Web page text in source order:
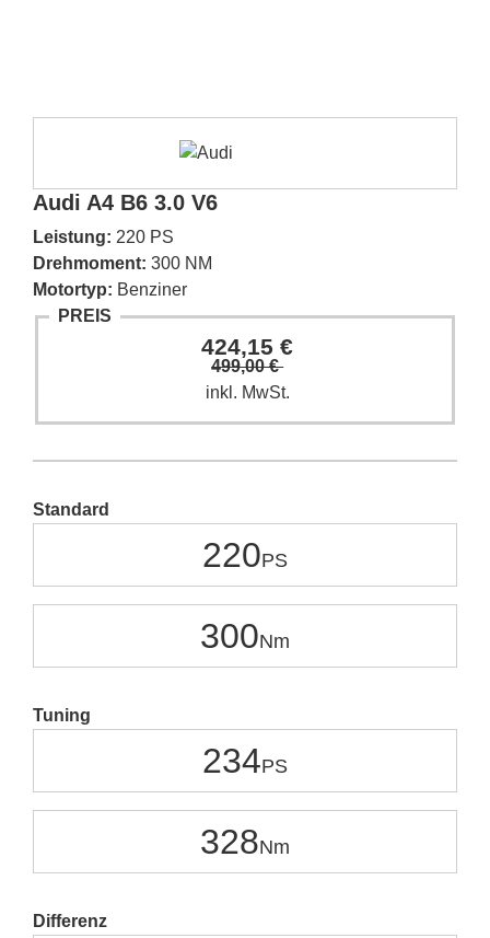
Audi A4 B6 3.0 V6
Leistung: 220 PS
Drehmoment: 300 NM
Motortyp: Benziner
PREIS
424,15 €
499,00 €
inkl. MwSt.
Standard
220
300
Tuning
234
328
Differenz